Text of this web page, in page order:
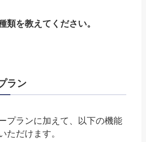
類を教えてください。
ラン
プランに加えて、以下の機能
ただけます。